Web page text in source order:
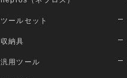
ツールセット
収納具
汎用ツール